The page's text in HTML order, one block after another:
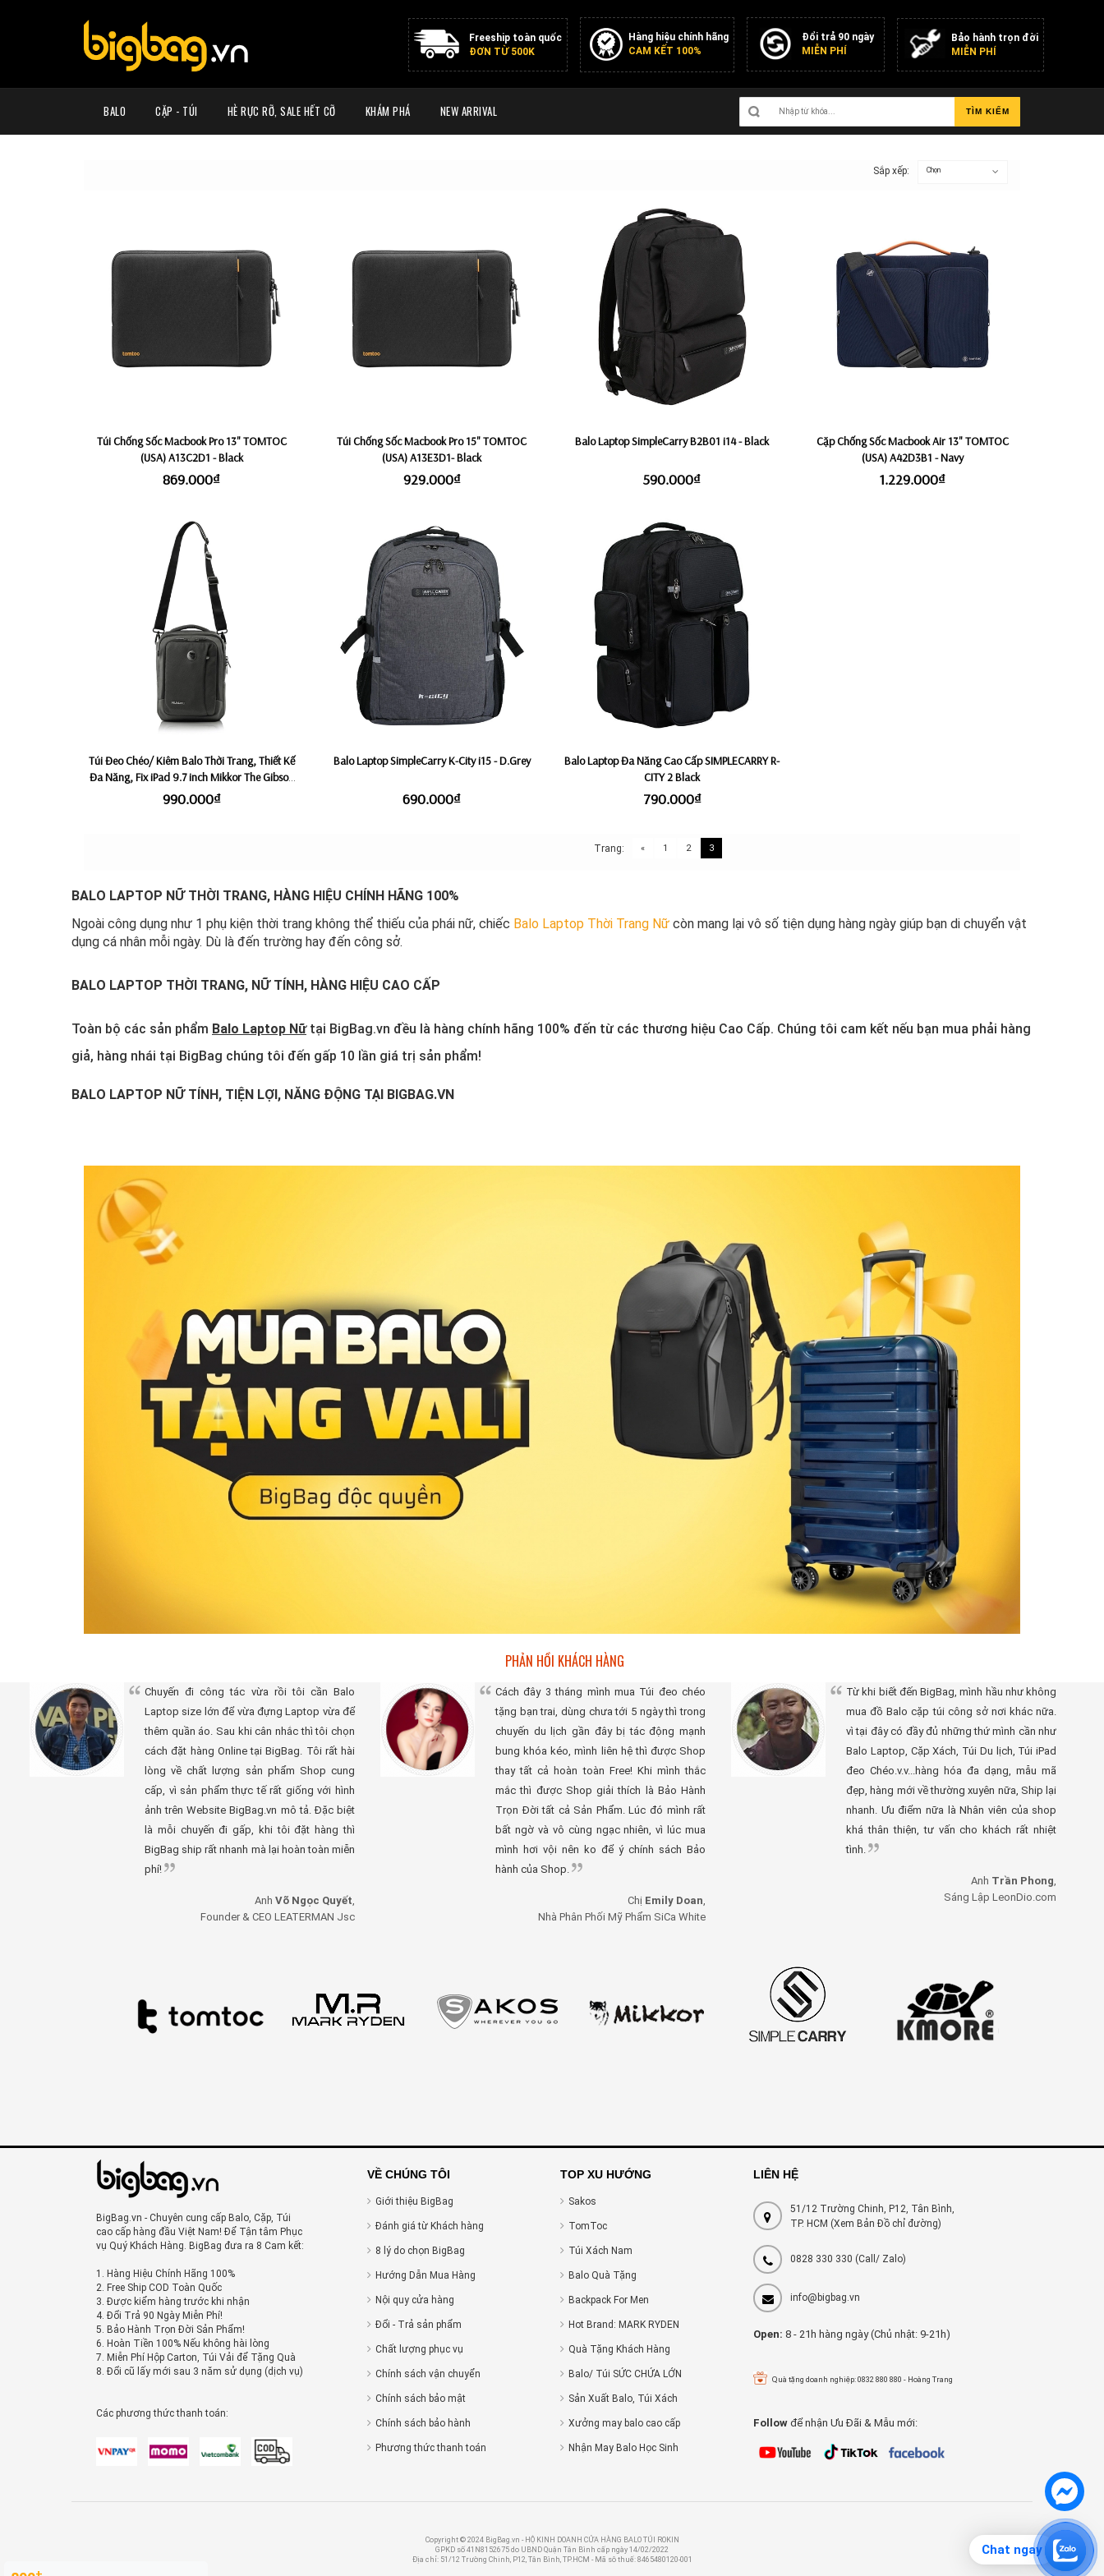
Freeship toàn quốc
ĐƠN TỪ 500K
Hàng hiệu chính hãng
CAM KẾT 100%
Đổi trả 90 ngày
MIỄN PHÍ
Bảo hành trọn đời
MIỄN PHÍ
TÌM KIẾM
BALO CẶP - TÚI HÈ RỰC RỠ, SALE HẾT CỠ KHÁM PHÁ NEW ARRIVAL
Sắp xếp: Chọn
Túi Chống Sốc Macbook Pro 13" TOMTOC
(USA) A13C2D1 - Black
869.000₫
Túi Chống Sốc Macbook Pro 15" TOMTOC
(USA) A13E3D1- Black
929.000₫
Balo Laptop SimpleCarry B2B01 i14 - Black
590.000₫
Cặp Chống Sốc Macbook Air 13" TOMTOC
(USA) A42D3B1 - Navy
1.229.000₫
Túi Đeo Chéo/ Kiêm Balo Thời Trang, Thiết Kế
Đa Năng, Fix iPad 9.7 inch Mikkor The Gibson
Sling - Graphite
990.000₫
Balo Laptop SimpleCarry K-City i15 - D.Grey
690.000₫
Balo Laptop Đa Năng Cao Cấp SIMPLECARRY R-
CITY 2 Black
790.000₫
Trang: « 1 2 3
BALO LAPTOP NỮ THỜI TRANG, HÀNG HIỆU CHÍNH HÃNG 100%
Ngoài công dụng như 1 phụ kiện thời trang không thể thiếu của phái nữ, chiếc Balo Laptop Thời Trang Nữ còn mang lại vô số tiện dụng hàng ngày giúp bạn di chuyển vật
dụng cá nhân mỗi ngày. Dù là đến trường hay đến công sở.
BALO LAPTOP THỜI TRANG, NỮ TÍNH, HÀNG HIỆU CAO CẤP
Toàn bộ các sản phẩm Balo Laptop Nữtại BigBag.vn đều là hàng chính hãng 100% đến từ các thương hiệu Cao Cấp. Chúng tôi cam kết nếu bạn mua phải hàng
giả, hàng nhái tại BigBag chúng tôi đến gấp 10 lần giá trị sản phẩm!
BALO LAPTOP NỮ TÍNH, TIỆN LỢI, NĂNG ĐỘNG TẠI BIGBAG.VN
PHẢN HỒI KHÁCH HÀNG
Chuyến đi công tác vừa rồi tôi cần Balo
Laptop size lớn để vừa đựng Laptop vừa để
thêm quần áo. Sau khi cân nhắc thì tôi chọn
cách đặt hàng Online tại BigBag. Tôi rất hài
lòng về chất lượng sản phẩm Shop cung
cấp, vì sản phẩm thực tế rất giống với hình
ảnh trên Website BigBag.vn mô tả. Đặc biệt
là mỗi chuyến đi gấp, khi tôi đặt hàng thì
BigBag ship rất nhanh mà lại hoàn toàn miễn
phí!
AnhVõ Ngọc Quyết
Founder & CEO LEATERMAN Jsc
Cách đây 3 tháng mình mua Túi đeo chéo
tặng bạn trai, dùng chưa tới 5 ngày thì trong
chuyến du lịch gần đây bị tác động mạnh
bung khóa kéo, mình liên hệ thì được Shop
thay tất cả hoàn toàn Free! Khi mình thắc
mắc thì được Shop giải thích là Bảo Hành
Trọn Đời tất cả Sản Phẩm. Lúc đó mình rất
bất ngờ và vô cùng ngạc nhiên, vì lúc mua
mình hơi vội nên ko để ý chính sách Bảo
hành của Shop.
Chị Emily Doan
Nhà Phân Phối Mỹ Phẩm SiCa White
Từ khi biết đến BigBag, mình hầu như không
mua đồ Balo cặp túi công sở nơi khác nữa.
vì tại đây có đầy đủ những thứ mình cần như
Balo Laptop, Cặp Xách, Túi Du lịch, Túi iPad
đeo Chéo.v.v...hàng hóa đa dạng, mẫu mã
đẹp, hàng mới về thường xuyên nữa, Ship lại
nhanh. Ưu điểm nữa là Nhân viên của shop
khá thân thiện, tư vấn cho khách rất nhiệt
tình.
Anh Trần Phong
Sáng Lập LeonDio.com
BigBag.vn - Chuyên cung cấp Balo, Cặp, Túi
cao cấp hàng đầu Việt Nam! Để Tận tâm Phục
vụ Quý Khách Hàng. BigBag đưa ra 8 Cam kết:
1. Hàng Hiệu Chính Hãng 100%
2. Free Ship COD Toàn Quốc
3. Được kiểm hàng trước khi nhận
4. Đổi Trả 90 Ngày Miễn Phí!
5. Bảo Hành Trọn Đời Sản Phẩm!
6. Hoàn Tiền 100% Nếu không hài lòng
7. Miễn Phí Hộp Carton, Túi Vải để Tặng Quà
8. Đổi cũ lấy mới sau 3 năm sử dụng (dịch vụ)
Các phương thức thanh toán:
VỀ CHÚNG TÔI
Giới thiệu BigBag
Đánh giá từ Khách hàng
8 lý do chọn BigBag
Hướng Dẫn Mua Hàng
Nội quy cửa hàng
Đổi - Trả sản phẩm
Chất lượng phục vụ
Chính sách vận chuyển
Chính sách bảo mật
Chính sách bảo hành
Phương thức thanh toán
TOP XU HƯỚNG
Sakos
TomToc
Túi Xách Nam
Balo Quà Tặng
Backpack For Men
Hot Brand: MARK RYDEN
Quà Tặng Khách Hàng
Balo/ Túi SỨC CHỨA LỚN
Sản Xuất Balo, Túi Xách
Xưởng may balo cao cấp
Nhận May Balo Học Sinh
LIÊN HỆ
51/12 Trường Chinh, P12, Tân Bình,
TP. HCM (Xem Bản Đồ chỉ đường)
0828 330 330 (Call/ Zalo)
info@bigbag.vn
Open: 8 - 21h hàng ngày (Chủ nhật: 9-21h)
Quà tặng doanh nghiệp: 0832 880 880 - Hoàng Trang
Follow để nhận Ưu Đãi & Mẫu mới:
Copyright © 2024 BigBag.vn - HỘ KINH DOANH CỬA HÀNG BALO TÚI ROKIN
GPKD số 41N8152675 do UBND Quận Tân Bình cấp ngày 14/02/2022
Địa chỉ: 51/12 Trường Chinh, P12, Tân Bình, TP.HCM - Mã sô thuế: 8465480120-001
Chat ngay